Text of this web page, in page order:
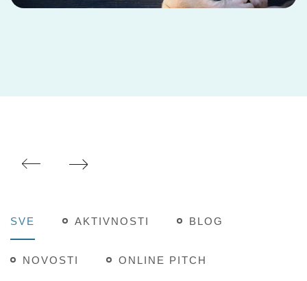
SVE AKTIVNOSTI BLOG
NOVOSTI ONLINE PITCH